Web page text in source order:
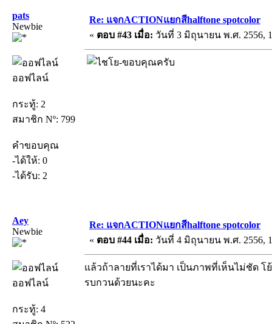
pats
Newbie
ออฟไลน์
กระทู้: 2
สมาชิก Nº: 799
คำขอบคุณ
-ได้ให้: 0
-ได้รับ: 2
Re: แจกACTIONแยกสีhalftone spotcolor
« ตอบ #43 เมื่อ: วันที่ 3 มิถุนายน พ.ศ. 2556,
-ขอบคุณครับ
Aey
Newbie
ออฟไลน์
กระทู้: 4
Re: แจกACTIONแยกสีhalftone spotcolor
« ตอบ #44 เมื่อ: วันที่ 4 มิถุนายน พ.ศ. 2556,
แล้วถ้าลายที่เราได้มา เป็นภาพที่เห็นไม่ชัด
รบกวนด้วยนะคะ